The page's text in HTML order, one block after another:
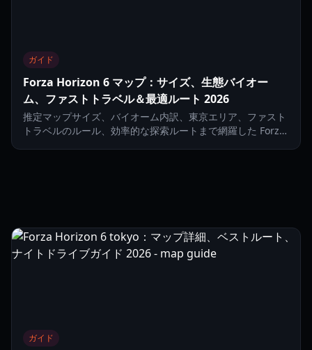
ガイド
Forza Horizon 6 マップ：サイズ、生態バイオー
ム、ファストトラベル＆最適ルート 2026
推定マップサイズ、バイオーム内訳、東京エリア、ファスト
トラベルのルール、効率的な探索ルートまで網羅した Forza
ガイド